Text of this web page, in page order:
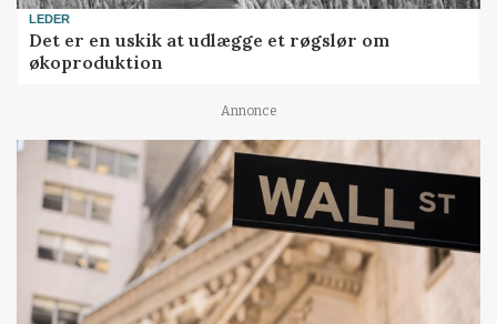
LEDER
Det er en uskik at udlægge et røgslør om
økoproduktion
Annonce